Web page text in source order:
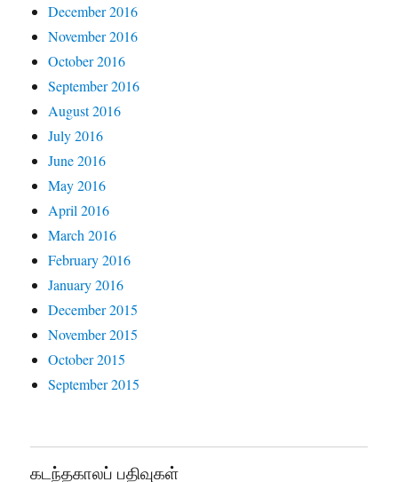
December 2016
November 2016
October 2016
September 2016
August 2016
July 2016
June 2016
May 2016
April 2016
March 2016
February 2016
January 2016
December 2015
November 2015
October 2015
September 2015
கடந்தகாலப் பதிவுகள்